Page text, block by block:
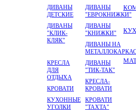
ДИВАНЫ
ДЕТСКИЕ
ДИВАНЫ
"ЕВРОКНИЖКИ"
ДИВАНЫ
"КЛИК-
КЛЯК"
ДИВАНЫ
"КНИЖКИ"
ДИВАНЫ НА
ДИВАНЫ
"ТИК-ТАК"
КРЕСЛА
ДЛЯ
ОТДЫХА
КРЕСЛА-
КРОВАТИ
КРОВАТИ
КРОВАТИ
"ТАХТА"
КУХОННЫЕ
УГОЛКИ